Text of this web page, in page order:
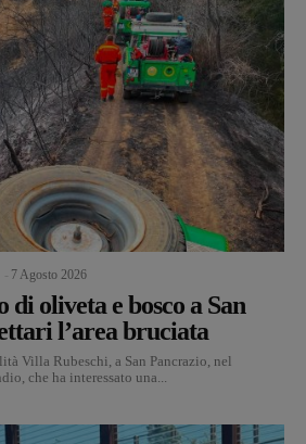
7 Agosto 2026
di oliveta e bosco a San
l’area bruciata
Villa Rubeschi, a San Pancrazio, nel
che ha interessato una...